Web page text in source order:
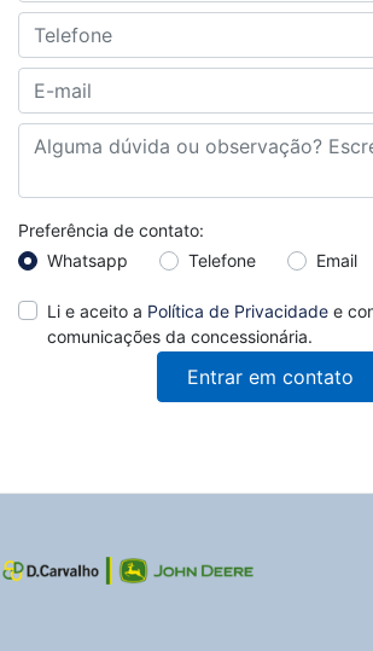
Preferência de contato:
Whatsapp
Telefone Email
Li e aceito a Política de Privacidade e
comunicações da concessionária.
Entrar em contato